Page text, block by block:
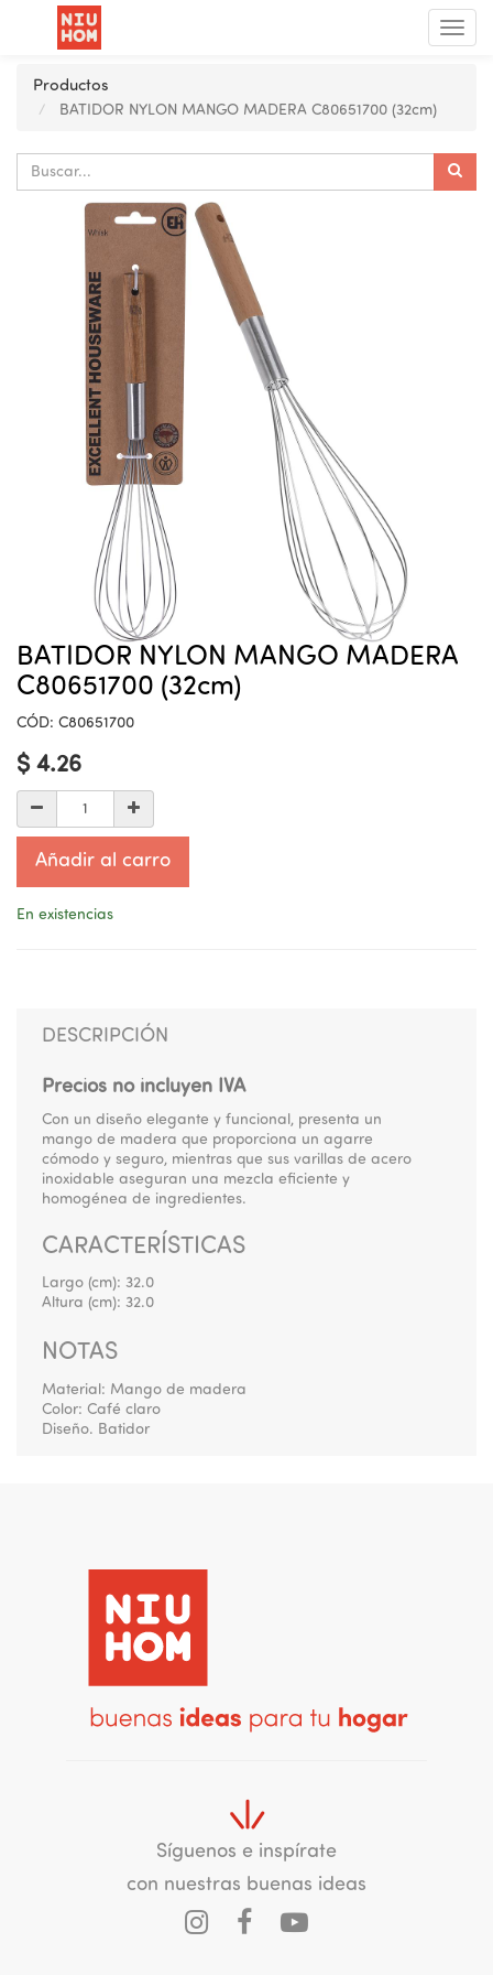
Menú
de
Productos
BATIDOR NYLON MANGO MADERA C80651700 (32cm)
BATIDOR NYLON MANGO MADERA
C80651700 (32cm)
CÓD: C80651700
$ 4.26
Añadir al carro
En existencias
DESCRIPCIÓN
Precios no incluyen IVA
Con un diseño elegante y funcional, presenta un
mango de madera que proporciona un agarre
cómodo y seguro, mientras que sus varillas de acero
inoxidable aseguran una mezcla eficiente y
homogénea de ingredientes.
CARACTERÍSTICAS
Largo (cm): 32.0
Altura (cm): 32.0
NOTAS
Material: Mango de madera
Color: Café claro
Diseño. Batidor
Síguenos e inspírate
con nuestras buenas ideas